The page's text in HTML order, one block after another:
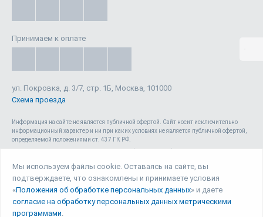
Принимаем к оплате
ул. Покровка, д. 3/7, стр. 1Б, Москва, 101000
Схема проезда
Информация на сайте не является публичной офертой. Cайт носит исключительно
информационный характер и ни при каких условиях не является публичной офертой,
определяемой положениями ст. 437 ГК РФ.
(ОГРН: 1087746040140) , а также зарегистрирован в качестве СМИ. Запрещается
копирование (как для собственных нужд, так и с целью распространения) и любое
иное использование сайта, его элементов и материалов без письменного согласия
Мы используем файлы cookie. Оставаясь на сайте, вы
подтверждаете, что ознакомлены и принимаете условия
«Положения об обработке персональных данных» и даете
согласие на обработку персональных данных метрическими
программами.